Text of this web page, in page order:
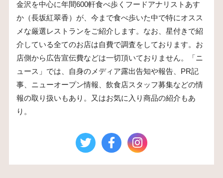
金沢を中心に年間600軒食べ歩くフードアナリストあす
か（長坂紅翠香）が、今まで食べ歩いた中で特にオスス
メな厳選レストランをご紹介します。なお、星付きで紹
介している全てのお店は自費で調査をしております。お
店側から広告宣伝費などは一切頂いておりません。「ニ
ュース」では、自身のメディア露出告知や報告、PR記
事、ニューオープン情報、飲食店スタッフ募集などの情
報の取り扱いもあり。又はお気に入り商品の紹介もあ
り。